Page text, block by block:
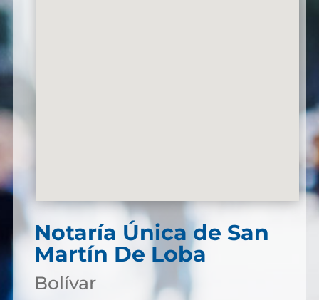
Notaría Única de San
Martín De Loba
Bolívar